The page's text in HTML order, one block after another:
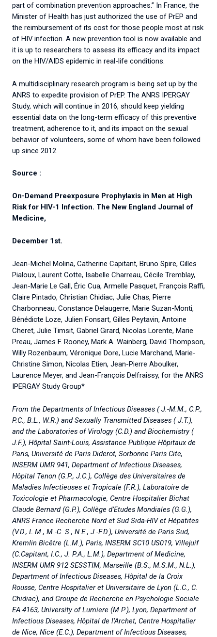
part of combination prevention approaches.” In France, the
Minister of Health has just authorized the use of PrEP and
the reimbursement of its cost for those people most at risk
of HIV infection. A new prevention tool is now available and
it is up to researchers to assess its efficacy and its impact
on the HIV/AIDS epidemic in real-life conditions.
A multidisciplinary research program is being set up by the
ANRS to expedite provision of PrEP. The ANRS IPERGAY
Study, which will continue in 2016, should keep yielding
essential data on the long-term efficacy of this preventive
treatment, adherence to it, and its impact on the sexual
behavior of volunteers, some of whom have been followed
up since 2012.
Source :
On-Demand Preexposure Prophylaxis in Men at High
Risk for HIV-1 Infection. The New England Journal of
Medicine,
December 1st.
Jean-Michel Molina, Catherine Capitant, Bruno Spire, Gilles
Pialoux, Laurent Cotte, Isabelle Charreau, Cécile Tremblay,
Jean-Marie Le Gall, Éric Cua, Armelle Pasquet, François Raffi,
Claire Pintado, Christian Chidiac, Julie Chas, Pierre
Charbonneau, Constance Delaugerre, Marie Suzan-Monti,
Bénédicte Loze, Julien Fonsart, Gilles Peytavin, Antoine
Cheret, Julie Timsit, Gabriel Girard, Nicolas Lorente, Marie
Preau, James F. Rooney, Mark A. Wainberg, David Thompson,
Willy Rozenbaum, Véronique Dore, Lucie Marchand, Marie-
Christine Simon, Nicolas Etien, Jean-Pierre Aboulker,
Laurence Meyer, and Jean-François Delfraissy, for the ANRS
IPERGAY Study Group*
From the Departments of Infectious Diseases ( J.-M.M., C.P.,
P.C., B.L., W.R.) and Sexually Transmitted Diseases ( J.T.),
and the Laboratories of Virology (C.D.) and Biochemistry (
J.F.), Hôpital Saint-Louis, Assistance Publique Hôpitaux de
Paris, Université de Paris Diderot, Sorbonne Paris Cite,
INSERM UMR 941, Department of Infectious Diseases,
Hôpital Tenon (G.P., J.C.), Collège des Universitaires de
Maladies Infectieuses et Tropicale (F.R.), Laboratoire de
Toxicologie et Pharmacologie, Centre Hospitalier Bichat
Claude Bernard (G.P.), Collège d’Etudes Mondiales (G.G.),
ANRS France Recherche Nord et Sud Sida-HIV et Hépatites
(V.D., L.M., M.-C. S., N.E., J.-F.D.), Université de Paris Sud,
Kremlin Bicêtre (L.M.), Paris, INSERM SC10 US019, Villejuif
(C.Capitant, I.C., J. P.A., L.M.), Department of Medicine,
INSERM UMR 912 SESSTIM, Marseille (B.S., M.S.M., N.L.),
Department of Infectious Diseases, Hôpital de la Croix
Rousse, Centre Hospitalier et Universitaire de Lyon (L.C., C.
Chidiac), and Groupe de Recherche en Psychologie Sociale
EA 4163, University of Lumiere (M.P.), Lyon, Department of
Infectious Diseases, Hôpital de l’Archet, Centre Hospitalier
de Nice, Nice (E.C.), Department of Infectious Diseases,